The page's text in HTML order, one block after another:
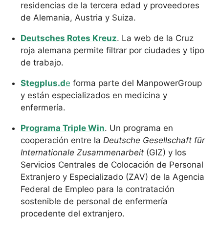
residencias de la tercera edad y proveedores
de Alemania, Austria y Suiza.
Deutsches Rotes Kreuz. La web de la Cruz
roja alemana permite filtrar por ciudades y tipo
de trabajo.
Stegplus.de forma parte del ManpowerGroup
y están especializados en medicina y
enfermería.
Programa Triple Win. Un programa en
cooperación entre la Deutsche Gesellschaft für
Internationale Zusammenarbeit (GIZ) y los
Servicios Centrales de Colocación de Personal
Extranjero y Especializado (ZAV) de la Agencia
Federal de Empleo para la contratación
sostenible de personal de enfermería
procedente del extranjero.